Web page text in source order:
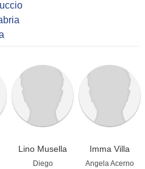
Lino Musella
Diego
Imma Villa
Angela Acerno